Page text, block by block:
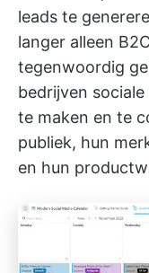
leads te
langer alleen
tegenwoordig
bedrijven
te maken en te
publiek, hun
en hun